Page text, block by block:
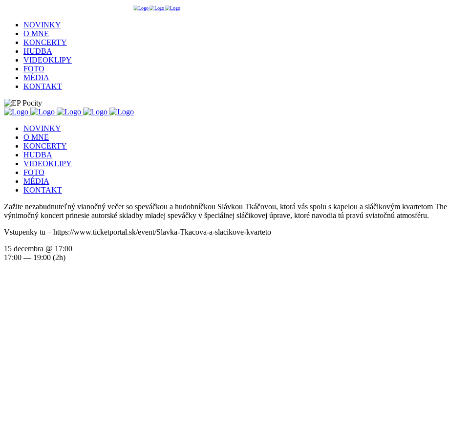
NOVINKY
O MNE
KONCERTY
HUDBA
VIDEOKLIPY
FOTO
MÉDIA
KONTAKT
NOVINKY
O MNE
KONCERTY
HUDBA
VIDEOKLIPY
FOTO
MÉDIA
KONTAKT
Zažite nezabudnuteľný vianočný večer so speváčkou a hudobníčkou Slávkou Tkáčovou, ktorá vás spolu s kapelou a sláčikovým kvartetom
výnimočný koncert prinesie autorské skladby mladej speváčky v špeciálnej sláčikovej úprave, ktoré navodia tú pravú sviatočnú atmosféru.
Vstupenky tu – https://www.ticketportal.sk/event/Slavka-Tkacova-a-slacikove-kvarteto
15 decembra @ 17:00
17:00 — 19:00 (2h)